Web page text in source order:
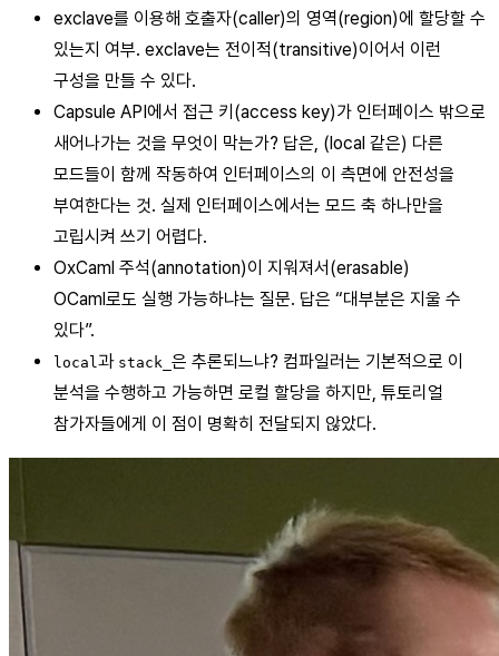
exclave를 이용해 호출자(caller)의 영역(region)에 할당할 수
있는지 여부. exclave는 전이적(transitive)이어서 이런
구성을 만들 수 있다.
Capsule API에서 접근 키(access key)가 인터페이스 밖으로
새어나가는 것을 무엇이 막는가? 답은, (local 같은) 다른
모드들이 함께 작동하여 인터페이스의 이 측면에 안전성을
부여한다는 것. 실제 인터페이스에서는 모드 축 하나만을
고립시켜 쓰기 어렵다.
OxCaml 주석(annotation)이 지워져서(erasable)
OCaml로도 실행 가능하냐는 질문. 답은 “대부분은 지울 수
있다”.
local과 stack_ 은 추론되느냐? 컴파일러는 기본적으로 이
분석을 수행하고 가능하면 로컬 할당을 하지만, 튜토리얼
참가자들에게 이 점이 명확히 전달되지 않았다.